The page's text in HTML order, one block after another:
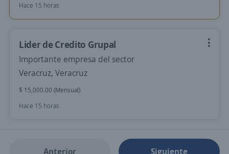
Hace 15 horas
Lider de Credito Grupal
Importante empresa del sector
Veracruz, Veracruz
$ 15,000.00 (Mensual)
Hace 15 horas
Anterior Siguiente